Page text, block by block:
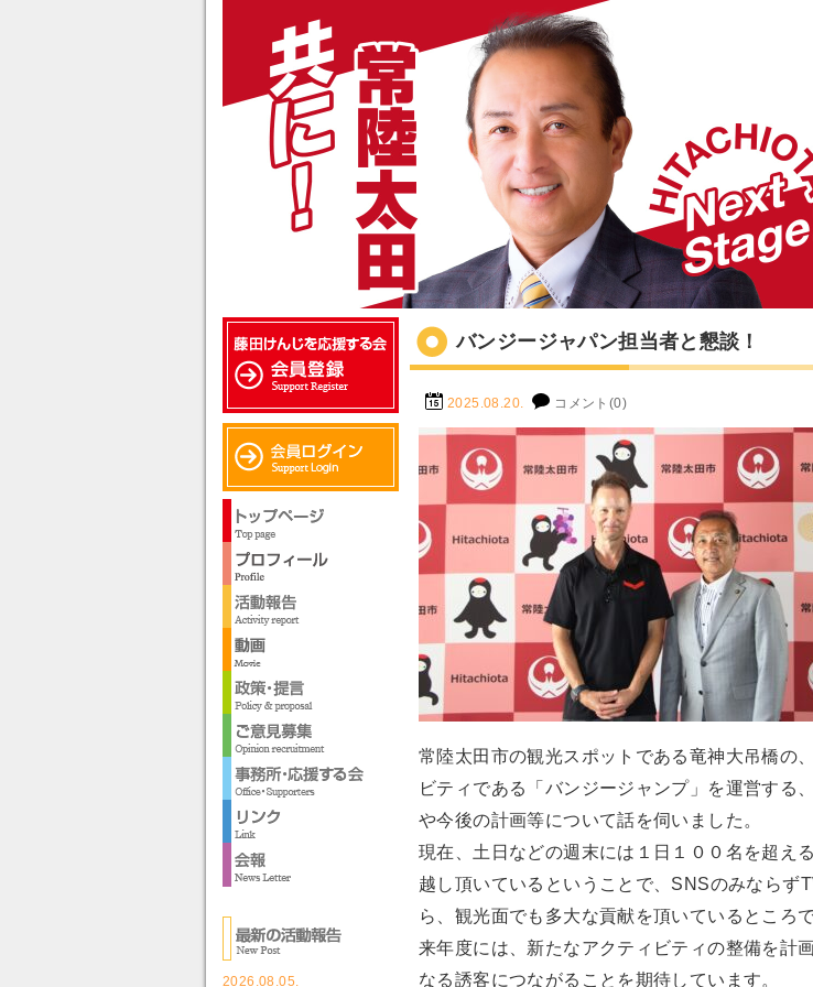
バンジージャパン担当者と懇談！
2025.08.20. コメント(0)
常陸太田市の観光スポットである竜神大吊橋の
ビティである「バンジージャンプ」を運営する
や今後の計画等について話を伺いました。
現在、土日などの週末には１日１００名を超え
越し頂いているということで、SNSのみならず
ら、観光面でも多大な貢献を頂いているところ
来年度には、新たなアクティビティの整備を計
なる誘客につながることを期待しています。
2026.08.05.